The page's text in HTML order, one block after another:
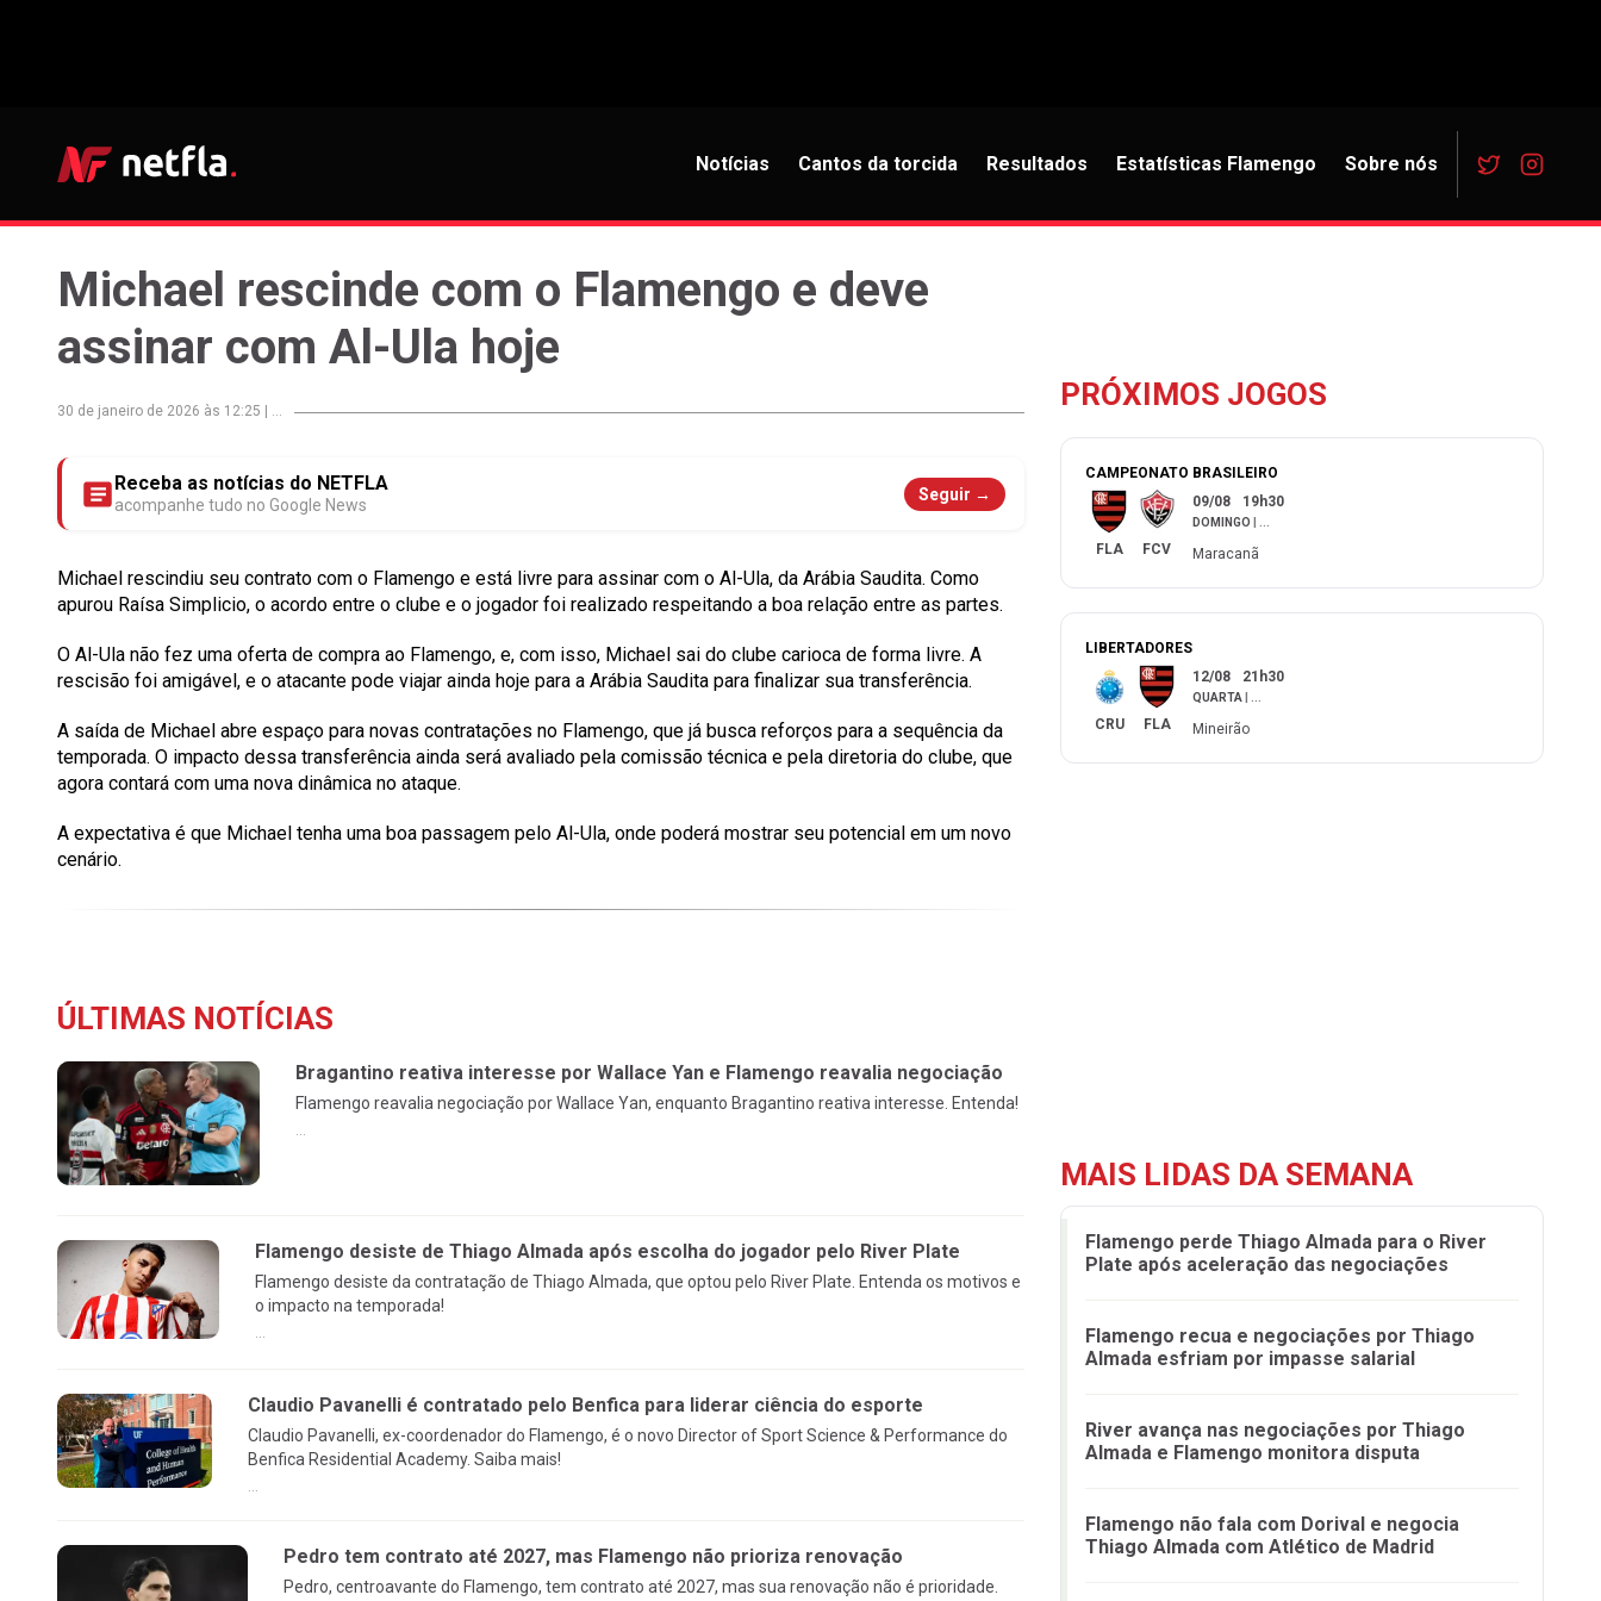
Notícias Cantos da torcida Resultados Estatísticas Flamengo Sobre nós
Michael rescinde com o Flamengo e deve
assinar com Al-Ula hoje
30 de janeiro de 2026 às 12:25 ...
Receba as notícias do NETFLA
acompanhe tudo no Google News
Seguir →
Michael rescindiu seu contrato com o Flamengo e está livre para assinar com o Al-Ula, da Arábia Saudita. Como
apurou Raísa Simplicio, o acordo entre o clube e o jogador foi realizado respeitando a boa relação entre as partes.
O Al-Ula não fez uma oferta de compra ao Flamengo, e, com isso, Michael sai do clube carioca de forma livre. A
rescisão foi amigável, e o atacante pode viajar ainda hoje para a Arábia Saudita para finalizar sua transferência.
A saída de Michael abre espaço para novas contratações no Flamengo, que já busca reforços para a sequência da
temporada. O impacto dessa transferência ainda será avaliado pela comissão técnica e pela diretoria do clube, que
agora contará com uma nova dinâmica no ataque.
A expectativa é que Michael tenha uma boa passagem pelo Al-Ula, onde poderá mostrar seu potencial em um novo
cenário.
ÚLTIMAS NOTÍCIAS
Bragantino reativa interesse por Wallace Yan e Flamengo reavalia negociação
Flamengo reavalia negociação por Wallace Yan, enquanto Bragantino reativa interesse. Entenda!
...
Flamengo desiste de Thiago Almada após escolha do jogador pelo River Plate
Flamengo desiste da contratação de Thiago Almada, que optou pelo River Plate. Entenda os motivos e
o impacto na temporada!
Claudio Pavanelli é contratado pelo Benfica para liderar ciência do esporte
Claudio Pavanelli, ex-coordenador do Flamengo, é o novo Director of Sport Science & Performance do
Benfica Residential Academy. Saiba mais!
Pedro tem contrato até 2027, mas Flamengo não prioriza renovação
Pedro, centroavante do Flamengo, tem contrato até 2027, mas sua renovação não é prioridade.
PRÓXIMOS JOGOS
CAMPEONATO BRASILEIRO
FLA FCV
09/08 19h30
DOMINGO
Maracanã
LIBERTADORES
CRU FLA
12/08 21h30
QUARTA
Mineirão
MAIS LIDAS DA SEMANA
Flamengo perde Thiago Almada para o River
Plate após aceleração das negociações
Flamengo recua e negociações por Thiago
Almada esfriam por impasse salarial
River avança nas negociações por Thiago
Almada e Flamengo monitora disputa
Flamengo não fala com Dorival e negocia
Thiago Almada com Atlético de Madrid